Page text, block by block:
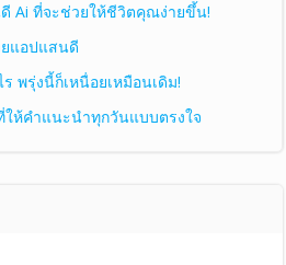
Ai ที่จะช่วยให้ชีวิตคุณง่ายขึ้น!
แอปแสนดี
พรุ่งนี้ก็เหนื่อยเหมือนเดิม!
ให้คำแนะนำทุกวันแบบตรงใจ